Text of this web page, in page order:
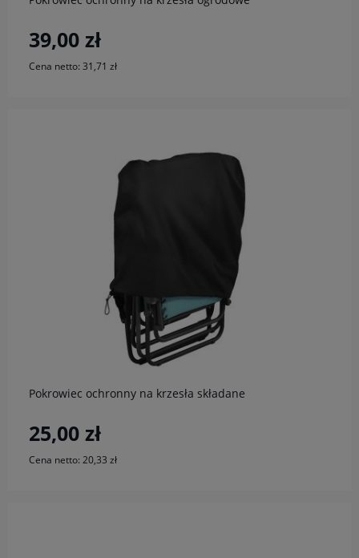
39,00 zł
Cena netto: 31,71 zł
Pokrowiec ochronny na krzesła składane
25,00 zł
Cena netto: 20,33 zł
do koszyka